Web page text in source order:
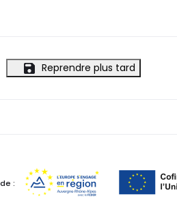
Reprendre plus tard
: